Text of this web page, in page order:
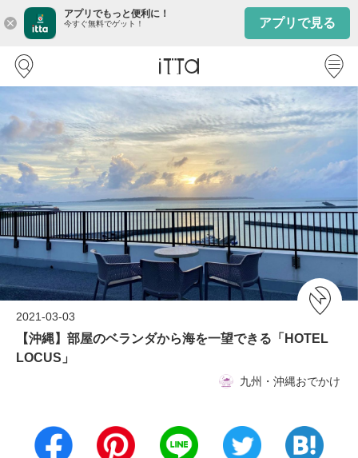
close
アプリでもっと便利に！
今すぐ無料でゲット！ アプリで見る
2021-03-03
【沖縄】部屋のベランダから海を一望できる「HOTEL
LOCUS」
九州・沖縄おでかけ